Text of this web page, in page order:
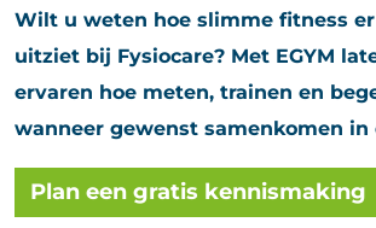
Wilt u weten hoe slimme fitness
uitziet bij Fysiocare? Met EGYM
ervaren hoe meten, trainen en
wanneer gewenst samenkomen in
Plan een gratis kennismaking